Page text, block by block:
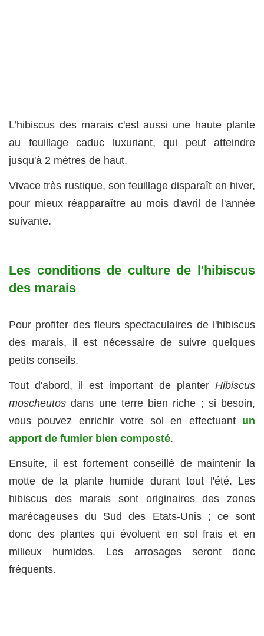
L’hibiscus des marais c'est aussi une haute plante
au feuillage caduc luxuriant, qui peut atteindre
jusqu'à 2 mètres de haut.
Vivace très rustique, son feuillage disparaît en hiver,
pour mieux réapparaître au mois d'avril de l'année
suivante.
Les conditions de culture de l'hibiscus
des marais
Pour profiter des fleurs spectaculaires de l'hibiscus
des marais, il est nécessaire de suivre quelques
petits conseils.
Tout d'abord, il est important de planter Hibiscus
moscheutosdans une terre bien riche ; si besoin,
vous pouvez enrichir votre sol en effectuant un
apport de fumier bien composté.
Ensuite, il est fortement conseillé de maintenir la
motte de la plante humide durant tout l'été. Les
hibiscus des marais sont originaires des zones
marécageuses du Sud des Etats-Unis ; ce sont
donc des plantes qui évoluent en sol frais et en
milieux humides. Les arrosages seront donc
fréquents.